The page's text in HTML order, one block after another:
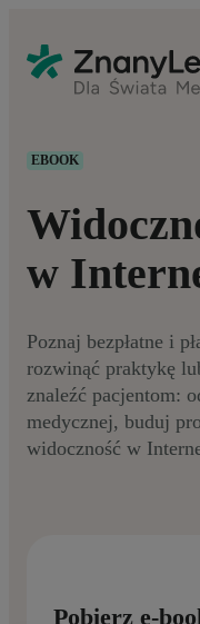
EBOOK
w
Poznaj bezpłatne i
rozwinąć praktykę
znaleźć pacjentom:
medycznej, buduj
widoczność w
Pobierz e-